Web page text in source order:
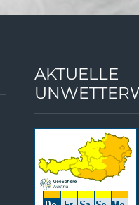
AKTUELLE